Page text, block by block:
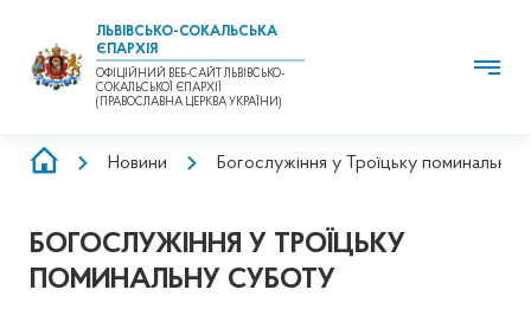
ЛЬВІВСЬКО-СОКАЛЬСЬКА
ЄПАРХІЯ
ОФІЦІЙНИЙ ВЕБ-САЙТ ЛЬВІВСЬКО-
СОКАЛЬСЬКОЇ ЄПАРХІЇ
(ПРАВОСЛАВНА ЦЕРКВА УКРАЇНИ)
РЯДОК
Новини Богослужіння у Троїцьку поминальну
БОГОСЛУЖІННЯ У ТРОЇЦЬКУ
ПОМИНАЛЬНУ СУБОТУ